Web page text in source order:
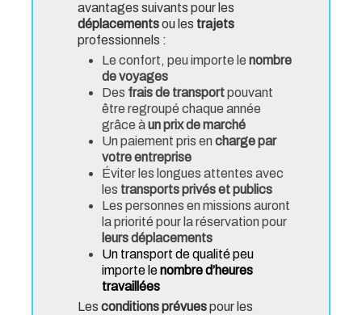
avantages suivants pour les
déplacementsou les trajets
professionnels :
Le confort, peu importe le nombre
de voyages
Des frais de transportpouvant
être regroupé chaque année
grâce àun prix de marché
Un paiement pris en charge par
votre entreprise
Éviter les longues attentes avec
les transports privés et publics
Les personnes en missions auront
la priorité pour la réservation pour
leurs déplacements
Un transport de qualité peu
importe lenombre d’heures
travaillées
Les conditions prévuespour les